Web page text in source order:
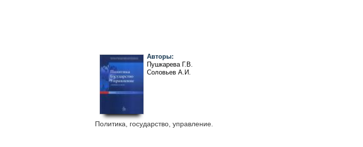
Политика, государство, управление.
Авторы:
Пушкарева Г.В.
Соловьев А.И.